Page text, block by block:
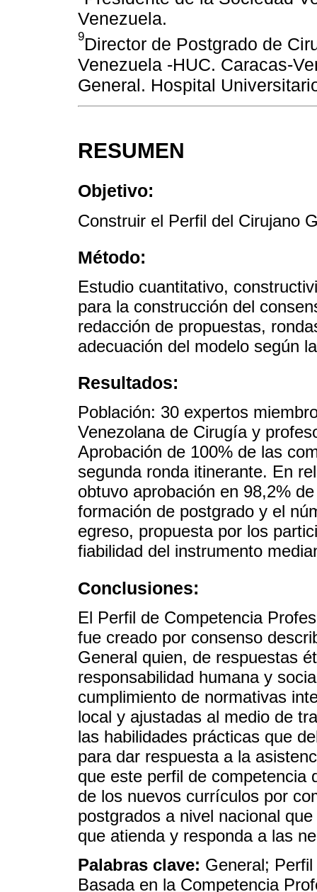
Venezuela.
9Director de Postgrado de
Venezuela -HUC. Caracas-
General. Hospital
RESUMEN
Objetivo:
Construir el Perfil del Cirujano
Método:
Estudio cuantitativo,
para la construcción del
redacción de propuestas,
adecuación del modelo según
Resultados:
Población: 30 expertos
Venezolana de Cirugía y
Aprobación de 100% de las
segunda ronda itinerante. En
obtuvo aprobación en 98,2%
formación de postgrado y el
egreso, propuesta por los
fiabilidad del instrumento
Conclusiones:
El Perfil de Competencia
fue creado por consenso
General quien, de respuestas
responsabilidad humana y
cumplimiento de normativas
local y ajustadas al medio de
las habilidades prácticas que
para dar respuesta a la
que este perfil de competencia
de los nuevos currículos por
postgrados a nivel nacional
que atienda y responda a las
Palabras clave: General;
Basada en la Competencia